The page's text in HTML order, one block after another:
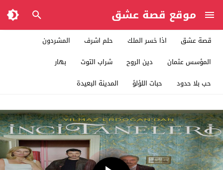
موقع قصة عشق
قصة عشق اذا خسر الملك حلم اشرف
المشردون
المؤسس عثمان
دين الروح شراب التوت
بهار
حب بلا حدود
حبات اللؤلؤ المدينة البعيدة